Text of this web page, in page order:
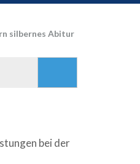
silbernes Abitur
bei der